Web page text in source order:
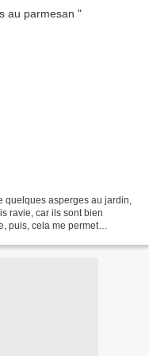
quelques asperges au jardin,
ravie, car ils sont bien
puis, cela me permet